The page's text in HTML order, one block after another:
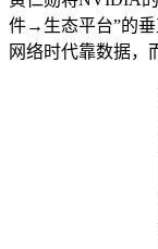
件→生态平台”的垂
网络时代靠数据，